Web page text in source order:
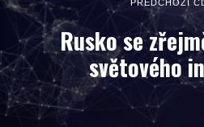
Rusko se
světového